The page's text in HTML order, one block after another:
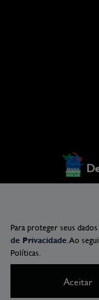
XIAN
35.981.772/
Para proteger seus
de Privacidade. Ao
Políticas.
Aceitar